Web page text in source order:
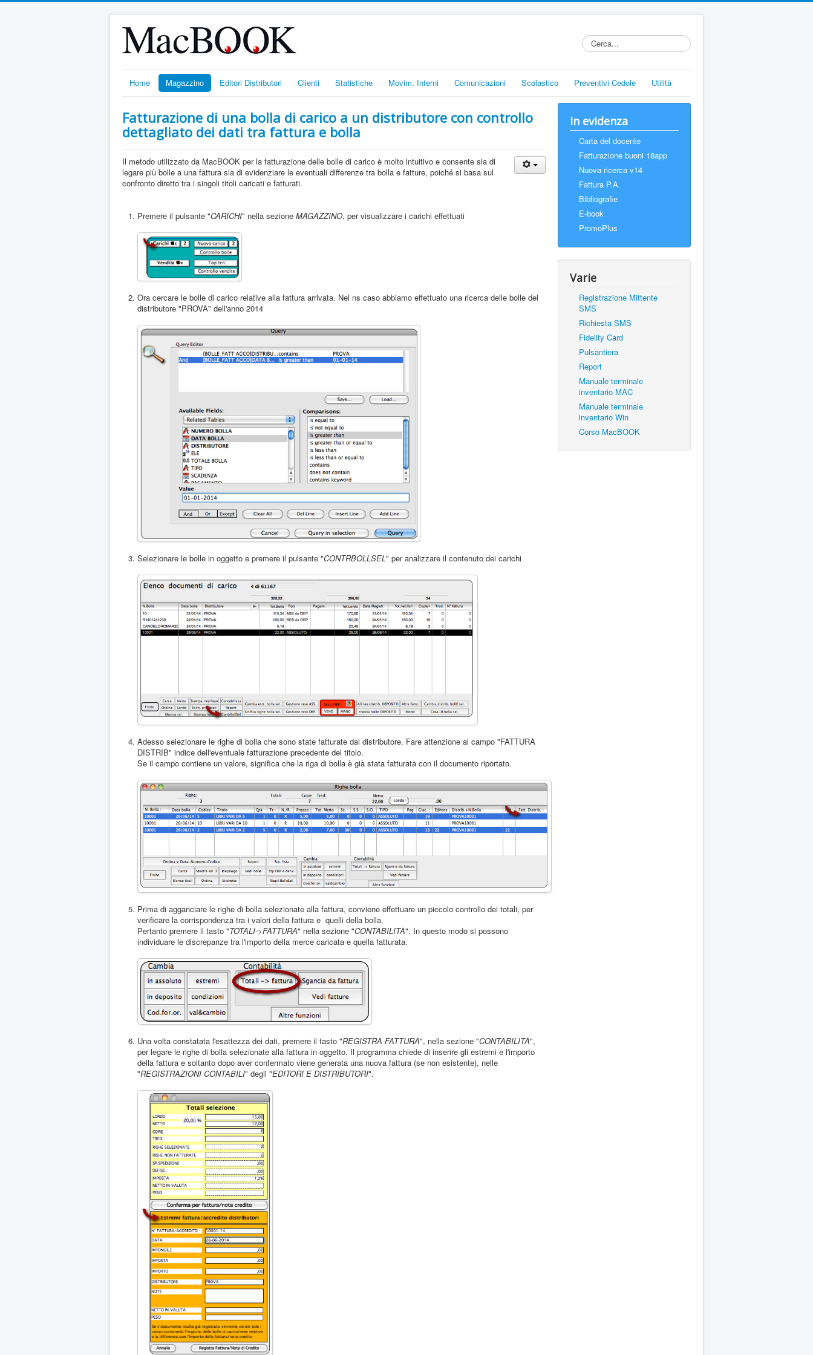
Home Magazzino Editori Distributori Clienti Statistiche Movim. Interni Comunicazioni Scolastico Preventivi Cedole Utilità
Fatturazione di una bolla di carico a un distributore con controllo
dettagliato dei dati tra fattura e bolla
Il metodo utilizzato da MacBOOK per la fatturazione delle bolle di carico è molto intuitivo e consente sia di
legare più bolle a una fattura sia di evidenziare le eventuali differenze tra bolla e fatture, poiché si basa sul
confronto diretto tra i singoli titoli caricati e fatturati.
Premere il pulsante "CARICHI" nella sezione MAGAZZINO, per visualizzare i carichi effettuati
Ora cercare le bolle di carico relative alla fattura arrivata. Nel ns caso abbiamo effettuato una ricerca delle bolle del
distributore "PROVA" dell'anno 2014
Selezionare le bolle in oggetto e premere il pulsante "CONTRBOLLSEL" per analizzare il contenuto dei carichi
Adesso selezionare le righe di bolla che sono state fatturate dal distributore. Fare attenzione al campo "FATTURA
DISTRIB" indice dell'eventuale fatturazione precedente del titolo.
Se il campo contiene un valore, significa che la riga di bolla è già stata fatturata con il documento riportato.
Prima di agganciare le righe di bolla selezionate alla fattura, conviene effettuare un piccolo controllo dei totali, per
verificare la corrispondenza tra i valori della fattura e quelli della bolla.
Pertanto premere il tasto "TOTALI->FATTURA" nella sezione "CONTABILITÀ". In questo modo si possono
individuare le discrepanze tra l'importo della merce caricata e quella fatturata.
Una volta constatata l'esattezza dei dati, premere il tasto "REGISTRA FATTURA", nella sezione "CONTABILITÀ",
per legare le righe di bolla selezionate alla fattura in oggetto. Il programma chiede di inserire gli estremi e l'importo
della fattura e soltanto dopo aver confermato viene generata una nuova fattura (se non esistente), nelle
"REGISTRAZIONI CONTABILI" degli "EDITORI E DISTRIBUTORI".
In evidenza
Carta del docente
Fatturazione buoni 18app
Nuova ricerca v14
Fattura P.A.
Bibliografie
E-book
PromoPlus
Varie
Registrazione Mittente
SMS
Richiesta SMS
Fidelity Card
Pulsantiera
Report
Manuale terminale
inventario MAC
Manuale terminale
inventario Win
Corso MacBOOK